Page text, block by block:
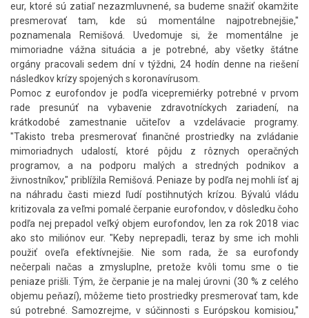
eur, ktoré sú zatiaľ nezazmluvnené, sa budeme snažiť okamžite
presmerovať tam, kde sú momentálne najpotrebnejšie,"
poznamenala Remišová. Uvedomuje si, že momentálne je
mimoriadne vážna situácia a je potrebné, aby všetky štátne
orgány pracovali sedem dní v týždni, 24 hodín denne na riešení
následkov krízy spojených s koronavírusom.
Pomoc z eurofondov je podľa vicepremiérky potrebné v prvom
rade presunúť na vybavenie zdravotníckych zariadení, na
krátkodobé zamestnanie učiteľov a vzdelávacie programy.
"Takisto treba presmerovať finančné prostriedky na zvládanie
mimoriadnych udalostí, ktoré pôjdu z rôznych operačných
programov, a na podporu malých a stredných podnikov a
živnostníkov," priblížila Remišová. Peniaze by podľa nej mohli ísť aj
na náhradu časti miezd ľudí postihnutých krízou. Bývalú vládu
kritizovala za veľmi pomalé čerpanie eurofondov, v dôsledku čoho
podľa nej prepadol veľký objem eurofondov, len za rok 2018 viac
ako sto miliónov eur. "Keby neprepadli, teraz by sme ich mohli
použiť oveľa efektívnejšie. Nie som rada, že sa eurofondy
nečerpali načas a zmysluplne, pretože kvôli tomu sme o tie
peniaze prišli. Tým, že čerpanie je na malej úrovni (30 % z celého
objemu peňazí), môžeme tieto prostriedky presmerovať tam, kde
sú potrebné. Samozrejme, v súčinnosti s Európskou komisiou,"